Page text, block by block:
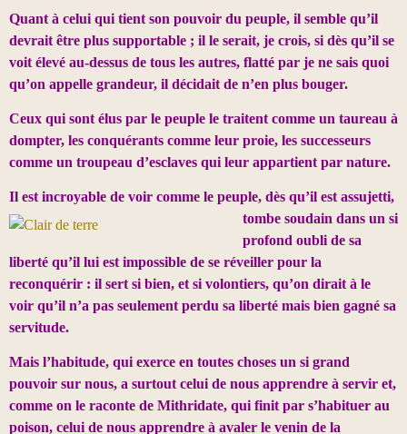
Quant à celui qui tient son pouvoir du peuple, il semble qu’il
devrait être plus supportable ; il le serait, je crois, si dès qu’il se
voit élevé au-dessus de tous les autres, flatté par je ne sais quoi
qu’on appelle grandeur, il décidait de n’en plus bouger.
Ceux qui sont élus par le peuple le traitent comme un taureau à
dompter, les conquérants comme leur proie, les successeurs
comme un troupeau d’esclaves qui leur appartient par nature.
Il est incroyable de voir comme le peuple, dès qu’il est assujetti,
tombe soudain dans un si
profond oubli de sa
liberté qu’il lui est impossible de se réveiller pour la
reconquérir : il sert si bien, et si volontiers, qu’on dirait à le
voir qu’il n’a pas seulement perdu sa liberté mais bien gagné sa
servitude.
Mais l’habitude, qui exerce en toutes choses un si grand
pouvoir sur nous, a surtout celui de nous apprendre à servir et,
comme on le raconte de Mithridate, qui finit par s’habituer au
poison, celui de nous apprendre à avaler le venin de la